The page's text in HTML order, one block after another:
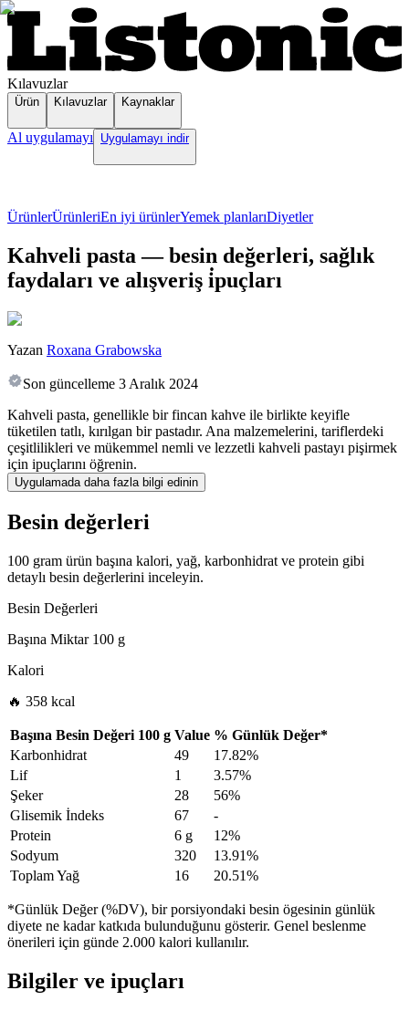
Kılavuzlar
Ürün Kılavuzlar Kaynaklar
Al uygulamayı Uygulamayı indir
ÜrünlerÜrünleriEn iyi ürünlerYemek planlarıDiyetler
Kahveli pasta — besin değerleri, sağlık
faydaları ve alışveriş i̇puçları
Yazan Roxana Grabowska
Son güncelleme 3 Aralık 2024
Kahveli pasta, genellikle bir fincan kahve ile birlikte keyifle
tüketilen tatlı, kırılgan bir pastadır. Ana malzemelerini, tariflerdeki
çeşitlilikleri ve mükemmel nemli ve lezzetli kahveli pastayı pişirmek
için ipuçlarını öğrenin.
Uygulamada daha fazla bilgi edinin
Besin değerleri
100 gram ürün başına kalori, yağ, karbonhidrat ve protein gibi
detaylı besin değerlerini inceleyin.
Besin Değerleri
Başına Miktar100 g
Kalori
🔥 358 kcal
Başına Besin Değeri 100 g Value % Günlük Değer*
Karbonhidrat
49
17.82%
Lif
1
3.57%
Şeker
28
56%
Glisemik İndeks
67
-
Protein
6 g
12%
Sodyum
320
13.91%
Toplam Yağ
16 20.51%
*Günlük Değer (%DV), bir porsiyondaki besin ögesinin günlük
diyete ne kadar katkıda bulunduğunu gösterir. Genel beslenme
önerileri için günde 2.000 kalori kullanılır.
Bilgiler ve ipuçları